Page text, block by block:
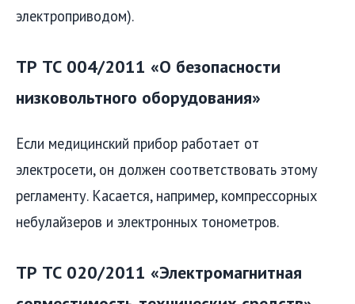
электроприводом).
ТР ТС 004/2011 «О безопасности
низковольтного оборудования»
Если медицинский прибор работает от
электросети, он должен соответствовать этому
регламенту. Касается, например, компрессорных
небулайзеров и электронных тонометров.
ТР ТС 020/2011 «Электромагнитная